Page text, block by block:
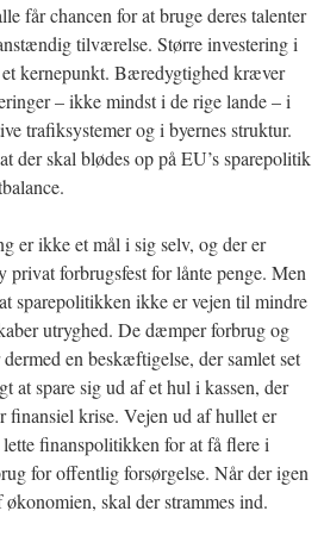
får chancen for at bruge deres talenter
tilværelse. Større investering i
kernepunkt. Bæredygtighed kræver
– ikke mindst i de rige lande – i
trafiksystemer og i byernes struktur.
der skal blødes op på EU’s sparepolitik
er ikke et mål i sig selv, og der er
privat forbrugsfest for lånte penge. Men
sparepolitikken ikke er vejen til mindre
utryghed. De dæmper forbrug og
en beskæftigelse, der samlet set
at spare sig ud af et hul i kassen, der
finansiel krise. Vejen ud af hullet er
finanspolitikken for at få flere i
for offentlig forsørgelse. Når der igen
skal der strammes ind.